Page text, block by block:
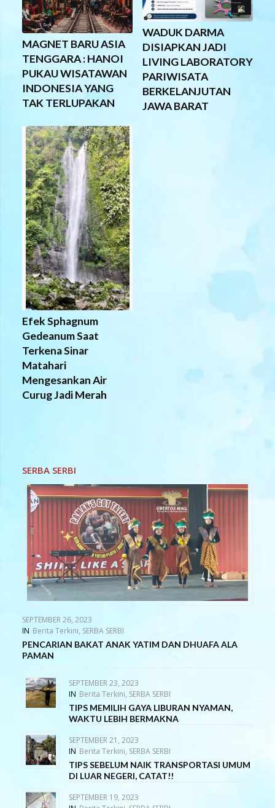
MAGNET BARU ASIA
TENGGARA : HANOI
PUKAU WISATAWAN
INDONESIA YANG
TAK TERLUPAKAN
WADUK DARMA
DISIAPKAN JADI
LIVING LABORATORY
PARIWISATA
BERKELANJUTAN
JAWA BARAT
Efek Sphagnum
Gedeanum Saat
Terkena Sinar
Matahari
Mengesankan Air
Curug Jadi Merah
SERBA SERBI
SEPTEMBER 26, 2023
IN Berita Terkini, SERBA SERBI
PENCARIAN BAKAT ANAK YATIM DAN DHUAFA ALA
PAMAN
SEPTEMBER 23, 2023
IN Berita Terkini, SERBA SERBI
TIPS MEMILIH GAYA LIBURAN NYAMAN,
WAKTU LEBIH BERMAKNA
SEPTEMBER 21, 2023
IN Berita Terkini, SERBA SERBI
TIPS SEBELUM NAIK TRANSPORTASI UMUM
DI LUAR NEGERI, CATAT!!
SEPTEMBER 19, 2023